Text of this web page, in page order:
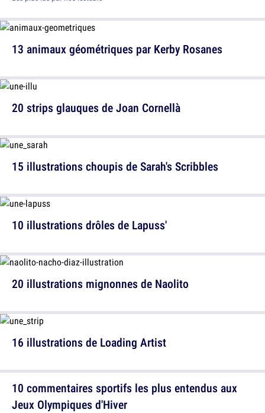
20 strips glauques de Joan Cornellà
10 illustrations drôles de Lapuss'
16 illustrations de Loading Artist
13 animaux géométriques par Kerby Rosanes
15 illustrations choupis de Sarah's Scribbles
20 illustrations mignonnes de Naolito
10 commentaires sportifs les plus entendus aux
Jeux Olympiques d'Hiver